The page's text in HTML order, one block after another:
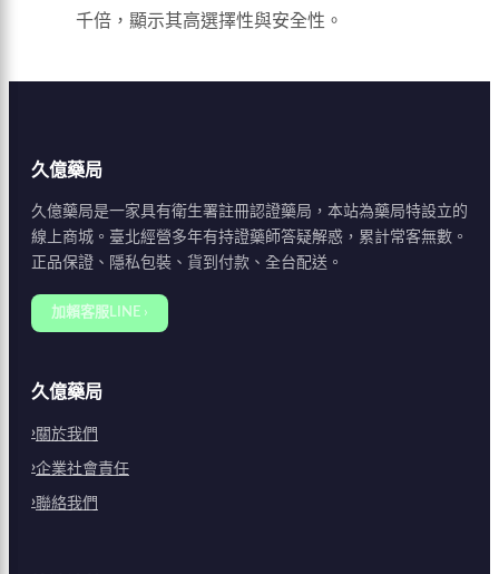
千倍，顯示其高選擇性與安全性。
久億藥局
久億藥局是一家具有衛生署註冊認證藥局，本站為藥局特設立的
線上商城。臺北經營多年有持證藥師答疑解惑，累計常客無數。
正品保證、隱私包裝、貨到付款、全台配送。
加賴客服LINE ›
久億藥局
關於我們
企業社會責任
聯絡我們